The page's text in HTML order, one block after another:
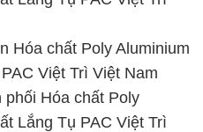
Hóa chất Poly Aluminium
Việt Trì Việt Nam
Hóa chất Poly
Lắng Tụ PAC Việt Trì